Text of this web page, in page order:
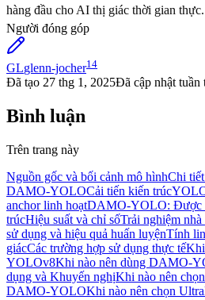
hàng đầu cho AI thị giác thời gian thực.
Người đóng góp
GLglenn-jocher14
Đã tạo 27 thg 1, 2025Đã cập nhật tuần
Bình luận
Trên trang này
Nguồn gốc và bối cảnh mô hìnhChi
DAMO-YOLOCải tiến kiến trúc
anchor linh hoạtDAMO-YOLO: Được
trúcHiệu suất và chỉ sốTrải nghiệm
sử dụng và hiệu quả huấn luyệnTính
giácCác trường hợp sử dụng thực tếKhi
YOLOv8Khi nào nên dùng DAMO-
dụng và Khuyến nghịKhi nào nên
DAMO-YOLOKhi nào nên chọn